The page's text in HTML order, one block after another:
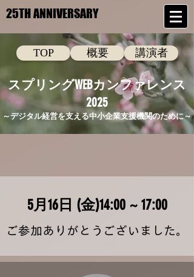
25TH ANNIVERSARY
25TH ANNIVERSARY
TOP 概要 講演者
スプリングWEBカンファレンス​
2025
～デジタル経営を支える中小企業支援機関のために～​
5月16日 (金)14:00 ~ 17:00
ご参加ありがとうございました。